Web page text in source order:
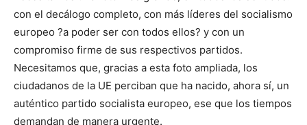
con el decálogo completo, con más líderes del socialismo
europeo ?a poder ser con todos ellos? y con un
compromiso firme de sus respectivos partidos.
Necesitamos que, gracias a esta foto ampliada, los
ciudadanos de la UE perciban que ha nacido, ahora sí, un
auténtico partido socialista europeo, ese que los tiempos
demandan de manera urgente.